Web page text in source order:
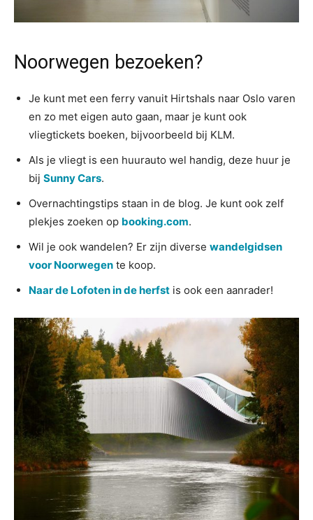
Noorwegen bezoeken?
Je kunt met een ferry vanuit Hirtshals naar Oslo varen
en zo met eigen auto gaan, maar je kunt ook
vliegtickets boeken, bijvoorbeeld bij KLM.
Als je vliegt is een huurauto wel handig, deze huur je
bij Sunny Cars.
Overnachtingstips staan in de blog. Je kunt ook zelf
plekjes zoeken op booking.com.
Wil je ook wandelen? Er zijn diverse wandelgidsen
voor Noorwegen te koop.
Naar de Lofoten in de herfst is ook een aanrader!